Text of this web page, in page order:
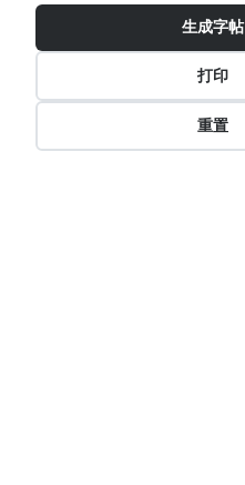
生成字帖
打印
重置